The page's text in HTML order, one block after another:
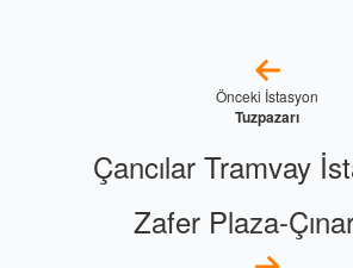
Önceki İstasyon
Tuzpazarı
Çancılar Tramvay
Zafer Plaza-